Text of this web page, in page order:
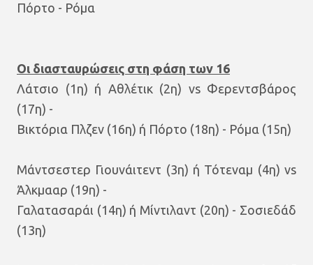
Πόρτο - Ρόμα
Οι διασταυρώσεις στη φάση των 16
Λάτσιο (1η) ή Αθλέτικ (2η) vs Φερεντσβάρος
(17η) -
Βικτόρια Πλζεν (16η) ή Πόρτο (18η) - Ρόμα (15η)
Μάντσεστερ Γιουνάιτεντ (3η) ή Τότεναμ (4η) vs
Άλκμααρ (19η) -
Γαλατασαράι (14η) ή Μίντιλαντ (20η) - Σοσιεδάδ
(13η)